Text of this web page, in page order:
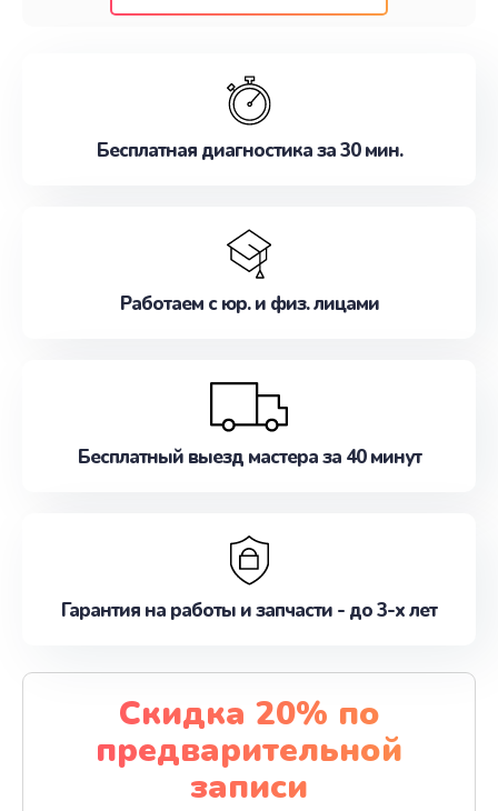
наилучшим образом. Не медлите записаться на
Бесплатная диагностика за 30 мин.
Работаем с юр. и физ. лицами
Бесплатный выезд мастера за 40 минут
Гарантия на работы и запчасти - до 3-х лет
Скидка 20% по
предварительной
записи